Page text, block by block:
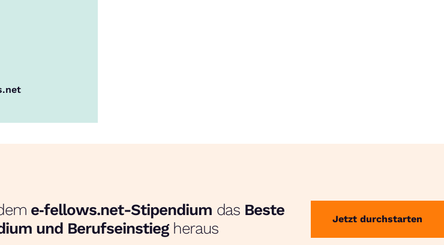
e‑fellows.net-Stipendium das Beste
und Berufseinstieg heraus
Jetzt durchstarten